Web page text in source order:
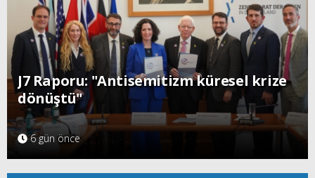
J7 Raporu: "Antisemitizm küresel krize
dönüştü"
6 gün önce